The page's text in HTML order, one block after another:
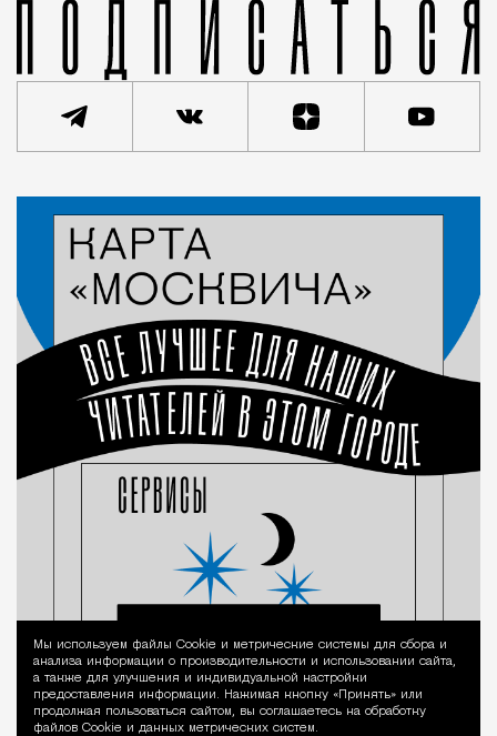
Уведомление
Мы используем файлы Сookie и метрические системы для сбора и
анализа информации о производительности и использовании сайта,
а также для улучшения и индивидуальной настройки
предоставления информации. Нажимая кнопку «Принять» или
продолжая пользоваться сайтом, вы соглашаетесь на обработку
файлов Cookie и данных метрических систем.